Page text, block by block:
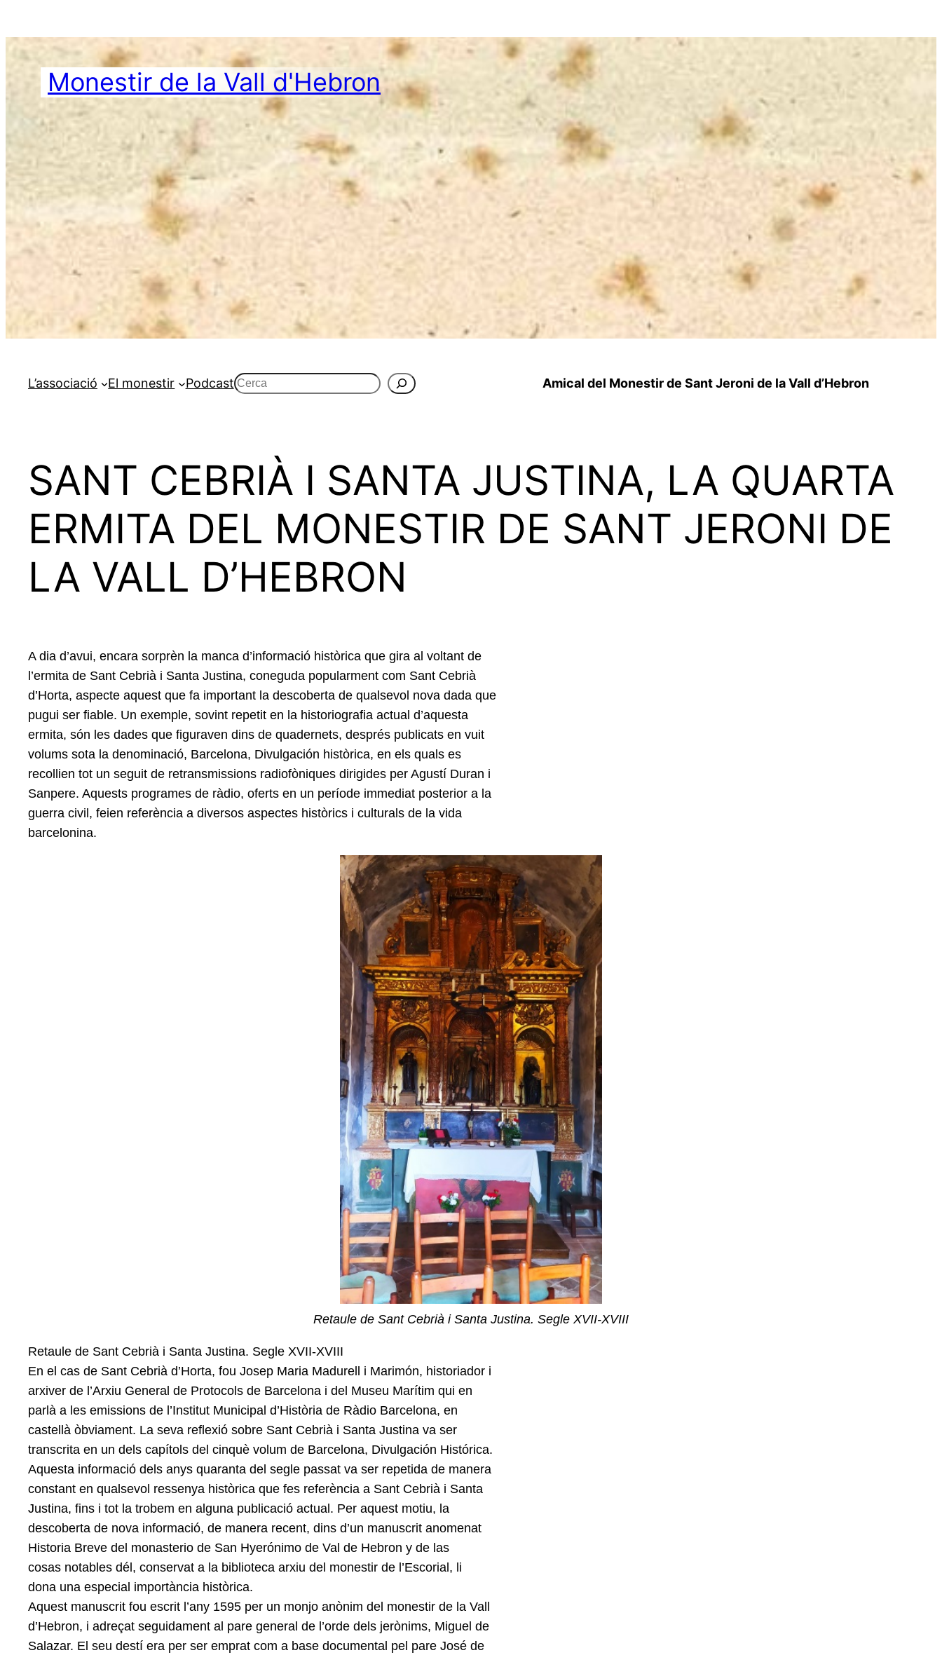
al
contingut
Monestir de la Vall d'Hebron
L’associació El monestir PodcastCerca Amical del Monestir de Sant Jeroni de la Vall d’Hebron
SANT CEBRIÀ I SANTA JUSTINA, LA QUARTA
ERMITA DEL MONESTIR DE SANT JERONI DE
LA VALL D’HEBRON
A dia d’avui, encara sorprèn la manca d’informació històrica que gira al voltant de
l’ermita de Sant Cebrià i Santa Justina, coneguda popularment com Sant Cebrià
d’Horta, aspecte aquest que fa important la descoberta de qualsevol nova dada que
pugui ser fiable. Un exemple, sovint repetit en la historiografia actual d’aquesta
ermita, són les dades que figuraven dins de quadernets, després publicats en vuit
volums sota la denominació, Barcelona, Divulgación històrica, en els quals es
recollien tot un seguit de retransmissions radiofòniques dirigides per Agustí Duran i
Sanpere. Aquests programes de ràdio, oferts en un període immediat posterior a la
guerra civil, feien referència a diversos aspectes històrics i culturals de la vida
barcelonina.
Retaule de Sant Cebrià i Santa Justina. Segle XVII-XVIII
Retaule de Sant Cebrià i Santa Justina. Segle XVII-XVIII
En el cas de Sant Cebrià d’Horta, fou Josep Maria Madurell i Marimón, historiador i
arxiver de l’Arxiu General de Protocols de Barcelona i del Museu Marítim qui en
parlà a les emissions de l’Institut Municipal d’Història de Ràdio Barcelona, en
castellà òbviament. La seva reflexió sobre Sant Cebrià i Santa Justina va ser
transcrita en un dels capítols del cinquè volum de Barcelona, Divulgación Histórica.
Aquesta informació dels anys quaranta del segle passat va ser repetida de manera
constant en qualsevol ressenya històrica que fes referència a Sant Cebrià i Santa
Justina, fins i tot la trobem en alguna publicació actual. Per aquest motiu, la
descoberta de nova informació, de manera recent, dins d’un manuscrit anomenat
Historia Breve del monasterio de San Hyerónimo de Val de Hebron y de las
cosas notables dél, conservat a la biblioteca arxiu del monestir de l’Escorial, li
dona una especial importància històrica.
Aquest manuscrit fou escrit l’any 1595 per un monjo anònim del monestir de la Vall
d’Hebron, i adreçat seguidament al pare general de l’orde dels jerònims, Miguel de
Salazar. El seu destí era per ser emprat com a base documental pel pare José de